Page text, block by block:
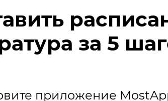
за 5
приложение